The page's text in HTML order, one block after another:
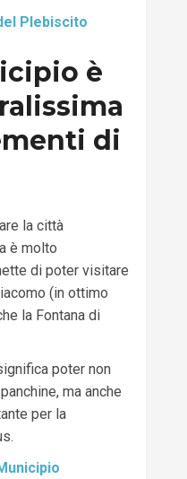
Plebiscito
è
di
la città
è molto
di potervisitare
(in ottimo
la Fontana di
poter non
,ma anche
per la